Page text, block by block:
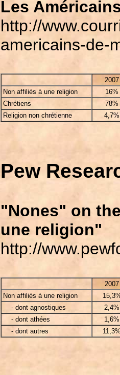
Les
http://
americains-de-
2007
Non affiliés à une religion
16%
Chrétiens
78%
Religion non chrétienne
4,7%
Pew
"Nones" on
une religion"
http://
2007
Non affiliés à une religion
- dont agnostiques
2,4%
- dont athées
1,6%
- dont autres